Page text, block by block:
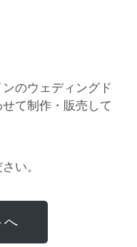
のウェディングド
て制作・販売して
い。
へ